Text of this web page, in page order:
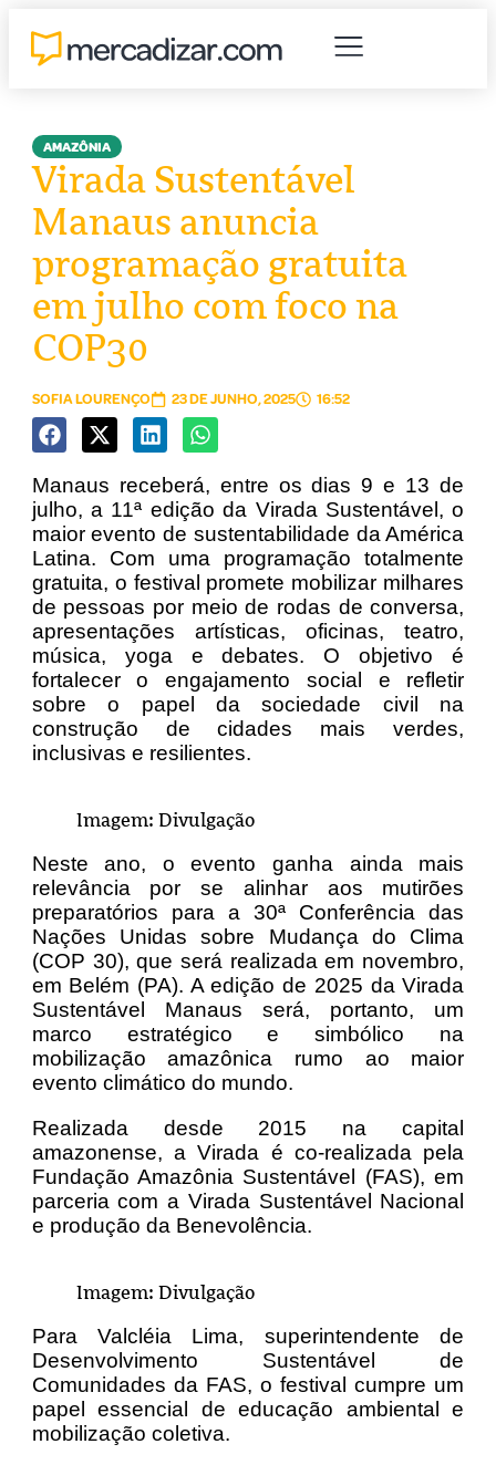
AMAZÔNIA
Virada Sustentável
Manaus anuncia
programação gratuita
em julho com foco na
COP30
SOFIA LOURENÇO 23 DE JUNHO, 2025 16:52
Manaus receberá, entre os dias 9 e 13 de
julho, a 11ª edição da Virada Sustentável, o
maior evento de sustentabilidade da América
Latina. Com uma programação totalmente
gratuita, o festival promete mobilizar milhares
de pessoas por meio de rodas de conversa,
apresentações artísticas, oficinas, teatro,
música, yoga e debates. O objetivo é
fortalecer o engajamento social e refletir
sobre o papel da sociedade civil na
construção de cidades mais verdes,
inclusivas e resilientes.
Imagem: Divulgação
Neste ano, o evento ganha ainda mais
relevância por se alinhar aos mutirões
preparatórios para a 30ª Conferência das
Nações Unidas sobre Mudança do Clima
(COP 30), que será realizada em novembro,
em Belém (PA). A edição de 2025 da Virada
Sustentável Manaus será, portanto, um
marco estratégico e simbólico na
mobilização amazônica rumo ao maior
evento climático do mundo.
Realizada desde 2015 na capital
amazonense, a Virada é co-realizada pela
Fundação Amazônia Sustentável (FAS), em
parceria com a Virada Sustentável Nacional
e produção da Benevolência.
Imagem: Divulgação
Para Valcléia Lima, superintendente de
Desenvolvimento Sustentável de
Comunidades da FAS, o festival cumpre um
papel essencial de educação ambiental e
mobilização coletiva.